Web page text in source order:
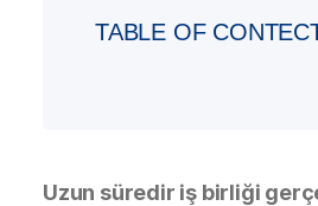
TABLE OF
Uzun süredir iş birliği